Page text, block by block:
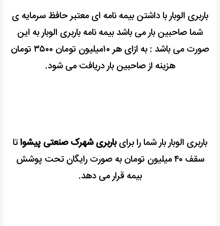
باربری الوبار با داشتن بیمه نامه ای معتبر حافظ سرمایه ی
شما صاحبین بار می باشد بیمه نامه باربری الوبار به این
صورت می باشد : به ازای هر ۱۰میلیون تومان ۳۵۰۰ تومان
هزینه از صاحبین بار دریافت می شود.
باربری الوبار بار شما را برایباربری شهرک صنعتی پیشواتا
سقف ۴۰ میلیون تومان به صورت رایگان تحت پوشش
بیمه قرار می دهد.